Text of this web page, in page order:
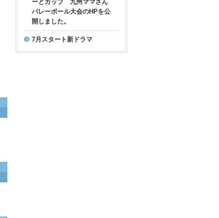
ーとカップ 九州ママさん
バレーボール大会のHPを公
開しました。
7月スタート新ドラマ